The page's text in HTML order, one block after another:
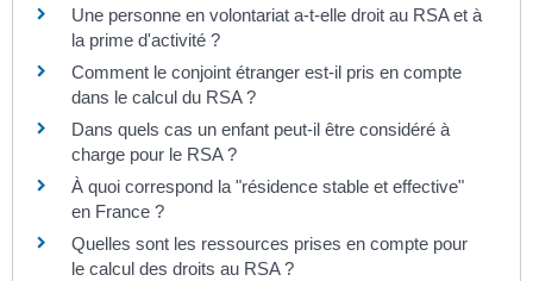
Une personne en volontariat a-t-elle droit au RSA et à
la prime d'activité ?
Comment le conjoint étranger est-il pris en compte
dans le calcul du RSA ?
Dans quels cas un enfant peut-il être considéré à
charge pour le RSA ?
À quoi correspond la "résidence stable et effective"
en France ?
Quelles sont les ressources prises en compte pour
le calcul des droits au RSA ?